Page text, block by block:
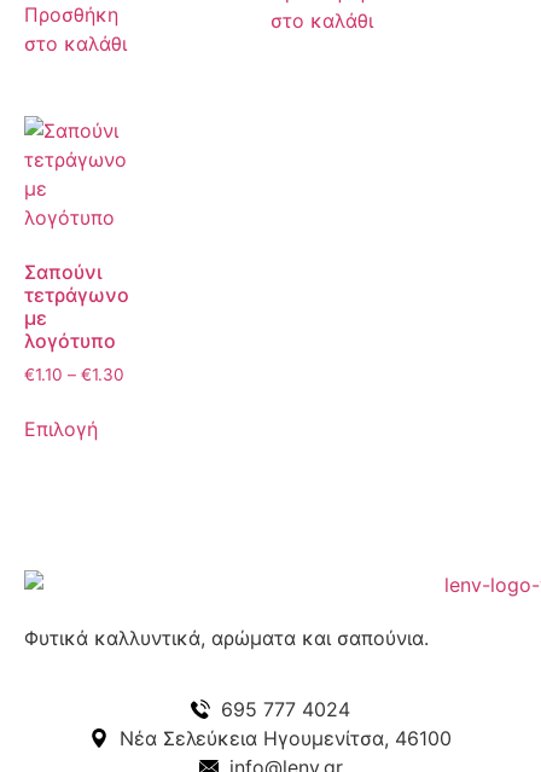
Προσθήκη
στο καλάθι
στο καλάθι
Σαπούνι
τετράγωνο
με
λογότυπο
€1.10 – €1.30
Επιλογή
Φυτικά καλλυντικά, αρώματα και σαπούνια.
695 777 4024
Νέα Σελεύκεια Ηγουμενίτσα, 46100
info@lenv.gr